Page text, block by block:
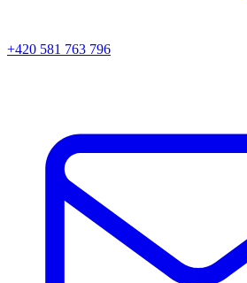
+420 581 763 796